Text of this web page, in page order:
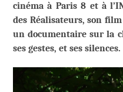
cinéma à Paris 8 et à
des Réalisateurs, son
un documentaire sur la
ses gestes, et ses